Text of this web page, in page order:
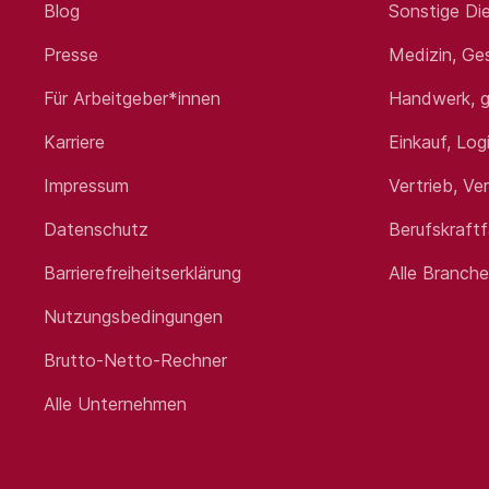
Blog
Presse
Für Arbeitgeber*innen
Karriere
Impressum
Datenschutz
Barrierefreiheitserklärung
Nutzungsbedingungen
Brutto-Netto-Rechner
Alle Unternehmen
Sonstige
Medizin,
Handwerk,
Einkauf,
Vertrieb,
Alle